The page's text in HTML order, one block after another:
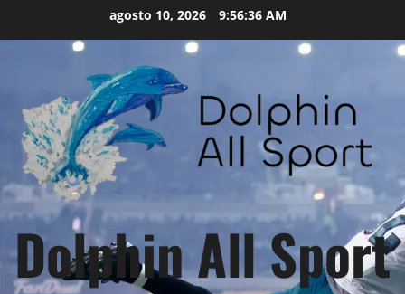
agosto 10, 2026 9:56:38 AM
Dolphin All Sport